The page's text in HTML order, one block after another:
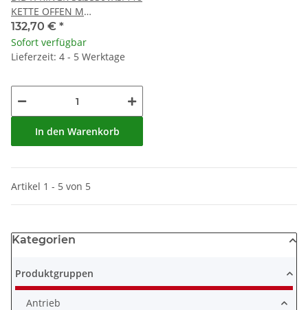
KETTE OFFEN M
NIETSCHLOSS
132,70 € *
Sofort verfügbar
Lieferzeit: 4 - 5 Werktage
In den Warenkorb
Artikel 1 - 5 von 5
Kategorien
Produktgruppen
Antrieb